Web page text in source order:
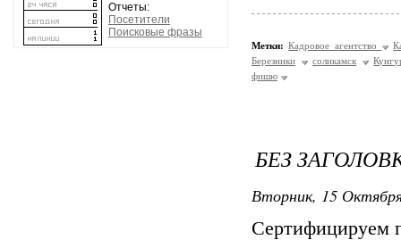
Отчеты:
Посетители
Поисковые фразы
Метки: Кадровое агентство
Березники
соликамск
фишю
БЕЗ
Вторник, 15
Сертифицируем